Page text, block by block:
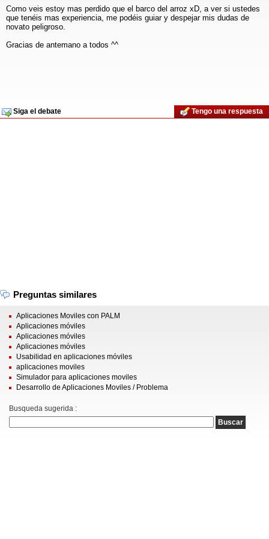
Como veis estoy mas perdido que el barco del arroz xD, a ver si ustedes
que tenéis mas experiencia, me podéis guiar y despejar mis dudas de
novato peligroso.
Gracias de antemano a todos ^^
Siga el debate Tengo una respuesta
Preguntas similares
Aplicaciones Moviles con PALM
Aplicaciones móviles
Aplicaciones móviles
Aplicaciones móviles
Usabilidad en aplicaciones móviles
aplicaciones moviles
Simulador para aplicaciones moviles
Desarrollo de Aplicaciones Moviles / Problema
Busqueda sugerida :